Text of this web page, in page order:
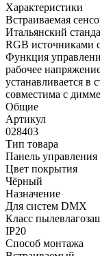
Характеристики
Встраиваемая
Итальянский
RGB источниками
Функция
рабочее
устанавливается в
совместима с
Общие
Артикул
028403
Тип товара
Панель управления
Цвет покрытия
Чёрный
Назначение
Для систем DMX
Класс
IP20
Способ монтажа